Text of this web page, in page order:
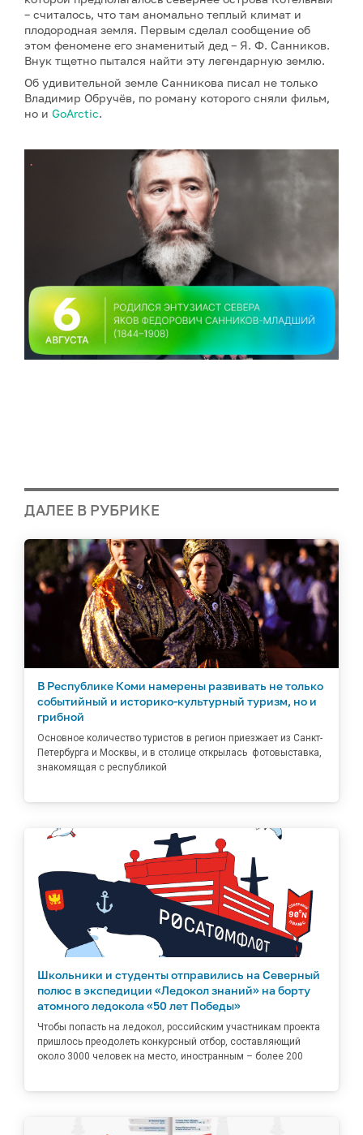
– считалось, что там аномально теплый климат и
плодородная земля. Первым сделал сообщение об
этом феномене его знаменитый дед – Я. Ф. Санников.
Внук тщетно пытался найти эту легендарную землю.
Об удивительной земле Санникова писал не только
Владимир Обручёв, по роману которого сняли фильм,
но и GoArctic.
ДАЛЕЕ В РУБРИКЕ
В Республике Коми намерены развивать не только
событийный и историко-культурный туризм, но и
грибной
Основное количество туристов в регион приезжает из Санкт-
Петербурга и Москвы, и в столице открылась фотовыставка,
знакомящая с республикой
Школьники и студенты отправились на Северный
полюс в экспедиции «Ледокол знаний» на борту
атомного ледокола «50 лет Победы»
Чтобы попасть на ледокол, российским участникам проекта
пришлось преодолеть конкурсный отбор, составляющий
около 3000 человек на место, иностранным – более 200